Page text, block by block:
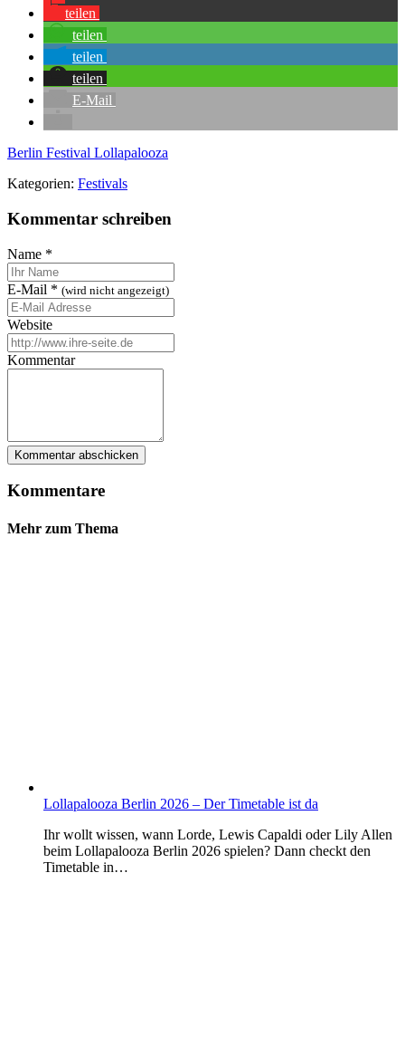
teilen
teilen
teilen
teilen
E-Mail
Berlin Festival Lollapalooza
Kategorien: Festivals
Kommentar schreiben
Name *
E-Mail * (wird nicht angezeigt)
Website
Kommentar
Kommentare
Mehr zum Thema
Lollapalooza Berlin 2026 – Der Timetable ist da
Ihr wollt wissen, wann Lorde, Lewis Capaldi oder Lily Allen
beim Lollapalooza Berlin 2026 spielen? Dann checkt den
Timetable in…